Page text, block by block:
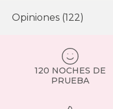
Opiniones (122)
120 NOCHES DE
PRUEBA